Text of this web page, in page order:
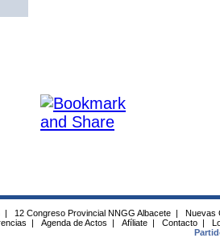
| 12 Congreso Provincial NNGG Albacete |
Nuevas
| Agenda de Actos | Afíliate | Contacto |